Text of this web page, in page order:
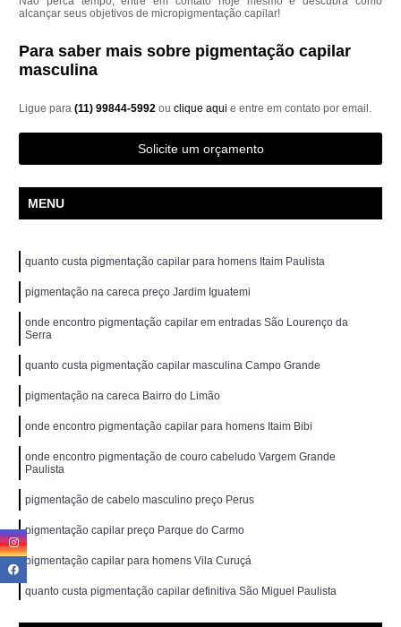
alcançar seus objetivos de micropigmentação capilar!
Para saber mais sobre pigmentação capilar
masculina
Ligue para(11) 99844-5992ouclique aqui e entre em contato por email.
Solicite um orçamento
MENU
quanto custa pigmentação capilar para homens Itaim Paulista
pigmentação na careca preço Jardim Iguatemi
onde encontro pigmentação capilar em entradas São Lourenço da
Serra
quanto custa pigmentação capilar masculina Campo Grande
pigmentação na careca Bairro do Limão
onde encontro pigmentação capilar para homens Itaim Bibi
onde encontro pigmentação de couro cabeludo Vargem Grande
Paulista
pigmentação de cabelo masculino preço Perus
pigmentação capilar preço Parque do Carmo
pigmentação capilar para homens Vila Curuçá
quanto custa pigmentação capilar definitiva São Miguel Paulista
onde encontro pigmentação capilar definitiva São Miguel Paulista